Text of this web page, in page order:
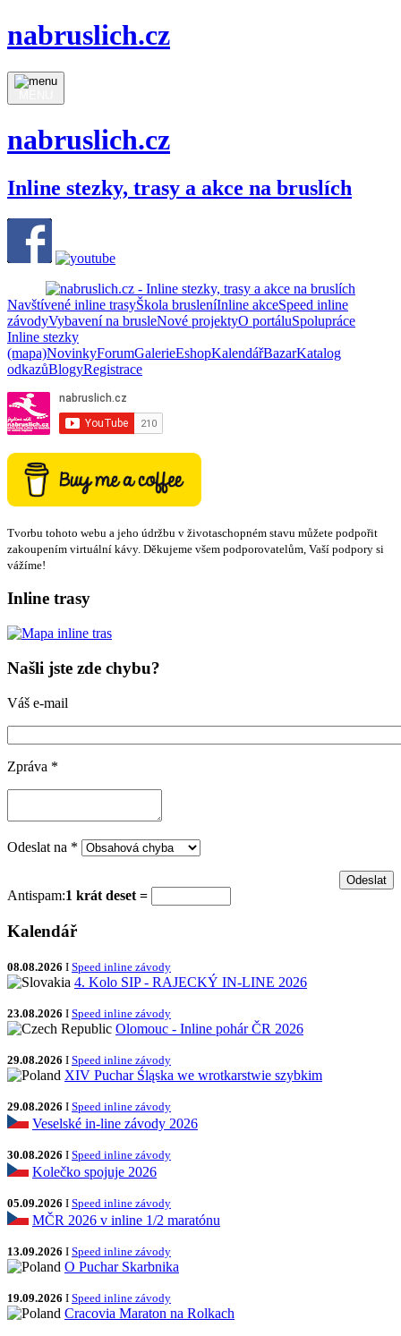
nabruslich.cz
nabruslich.cz
Inline stezky, trasy a akce na bruslích
Navštívené inline trasyŠkola brusleníInline akceSpeed inline
závodyVybavení na brusleNové projektyO portáluSpolupráce
Inline stezky
(mapa)NovinkyForumGalerieEshopKalendářBazarKatalog
odkazůBlogyRegistrace
Tvorbu tohoto webu a jeho údržbu v životaschopném stavu můžete podpořit
zakoupením virtuální kávy. Děkujeme všem podporovatelům, Vaší podpory si
vážíme!
Inline trasy
Našli jste zde chybu?
Váš e-mail
Zpráva *
Odeslat na *
Antispam:1 krát deset =
Kalendář
08.08.2026 I Speed inline závody
4. Kolo SIP - RAJECKÝ IN-LINE 2026
23.08.2026 I Speed inline závody
Olomouc - Inline pohár ČR 2026
29.08.2026 I Speed inline závody
XIV Puchar Śląska we wrotkarstwie szybkim
29.08.2026 I Speed inline závody
Veselské in-line závody 2026
30.08.2026 I Speed inline závody
Kolečko spojuje 2026
05.09.2026 I Speed inline závody
MČR 2026 v inline 1/2 maratónu
13.09.2026 I Speed inline závody
O Puchar Skarbnika
19.09.2026 I Speed inline závody
Cracovia Maraton na Rolkach